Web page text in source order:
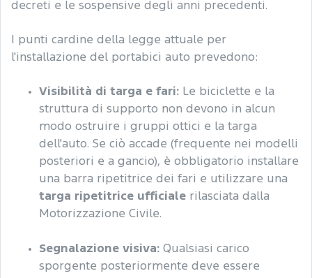
decreti e le sospensive degli anni precedenti.
I punti cardine della legge attuale per
l'installazione del portabici auto prevedono:
Visibilità di targa e fari: Le biciclette e la
struttura di supporto non devono in alcun
modo ostruire i gruppi ottici e la targa
dell'auto. Se ciò accade (frequente nei modelli
posteriori e a gancio), è obbligatorio installare
una barra ripetitrice dei fari e utilizzare una
targa ripetitrice ufficiale rilasciata dalla
Motorizzazione Civile.
Segnalazione visiva: Qualsiasi carico
sporgente posteriormente deve essere